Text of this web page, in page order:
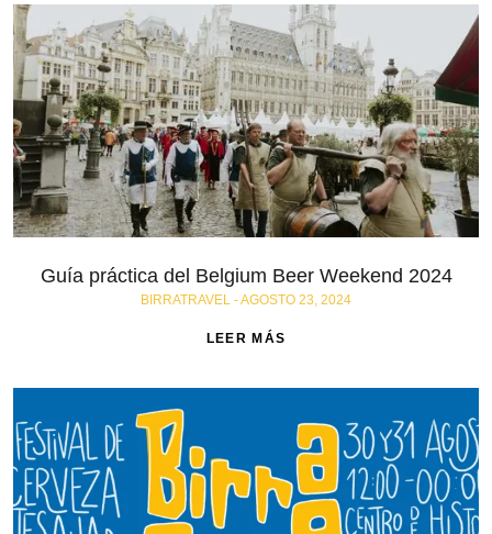
Guía práctica del Belgium Beer Weekend 2024
BIRRATRAVEL AGOSTO 23, 2024
LEER MÁS